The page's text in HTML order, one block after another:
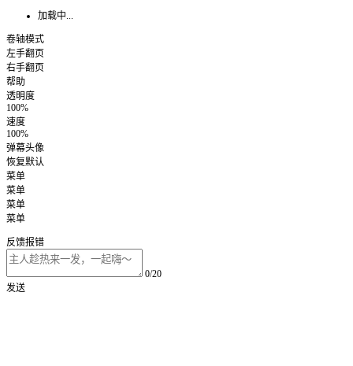
加载中...
卷轴模式
左手翻页
右手翻页
帮助
透明度
100%
速度
100%
弹幕头像
恢复默认
菜单
菜单
菜单
菜单
反馈报错
0/20
发送